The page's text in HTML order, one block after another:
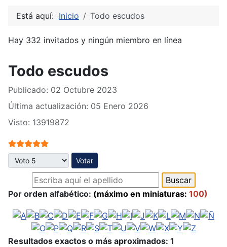
Está aquí: Inicio Todo escudos
Hay 332 invitados y ningún miembro en línea
Todo escudos
Publicado: 02 Octubre 2023
Última actualización: 05 Enero 2026
Visto: 13919872
Ratio:5/5
Por favor, vote
Por orden alfabético: (máximo en miniaturas: 100)
Resultados exactos o más aproximados: 1